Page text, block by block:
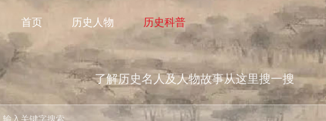
首页 历史人物 历史科普
了解历史名人及人物故事从这里搜一搜